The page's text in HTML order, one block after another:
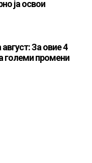
ја освои
За овие 4
големи промени